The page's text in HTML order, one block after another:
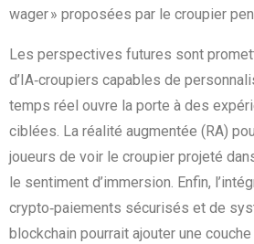
wager » proposées par le croupier
Les perspectives futures sont
d’IA‑croupiers capables de
temps réel ouvre la porte à des
ciblées. La réalité augmentée (RA)
joueurs de voir le croupier projeté
le sentiment d’immersion. Enfin,
crypto‑paiements sécurisés et de
blockchain pourrait ajouter une